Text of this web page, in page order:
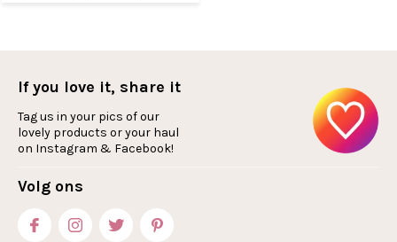
If you love it, share it
Tag us in your pics of our
lovely products or your haul
on Instagram & Facebook!
Volg ons